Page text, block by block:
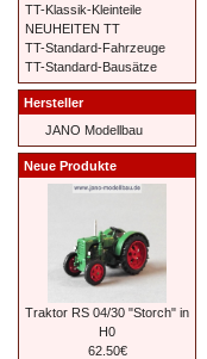
TT-Klassik-Kleinteile
NEUHEITEN TT
TT-Standard-Fahrzeuge
TT-Standard-Bausätze
Hersteller
JANO Modellbau
Neue Produkte
Traktor RS 04/30 "Storch" in
H0
62.50€